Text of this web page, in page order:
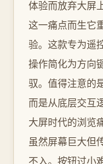
体验而放弃大屏
这一痛点而生它
验。这款专为遥
操作简化为方向
驭。值得注意的
而是从底层交互
大屏时代的浏览
虽然屏幕巨大但
不入。按钮过小